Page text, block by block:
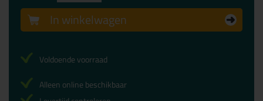
In winkelwagen
Voldoende voorraad
Alleen online beschikbaar